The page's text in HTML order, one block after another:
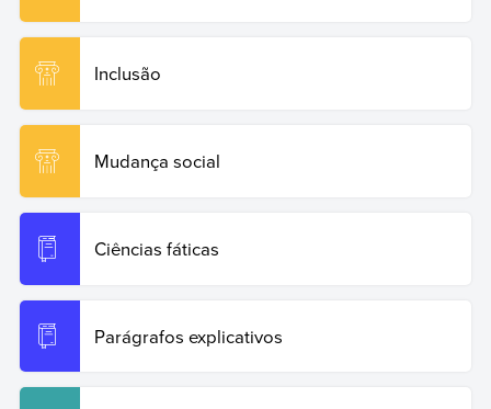
Inclusão
Mudança social
Ciências fáticas
Parágrafos explicativos